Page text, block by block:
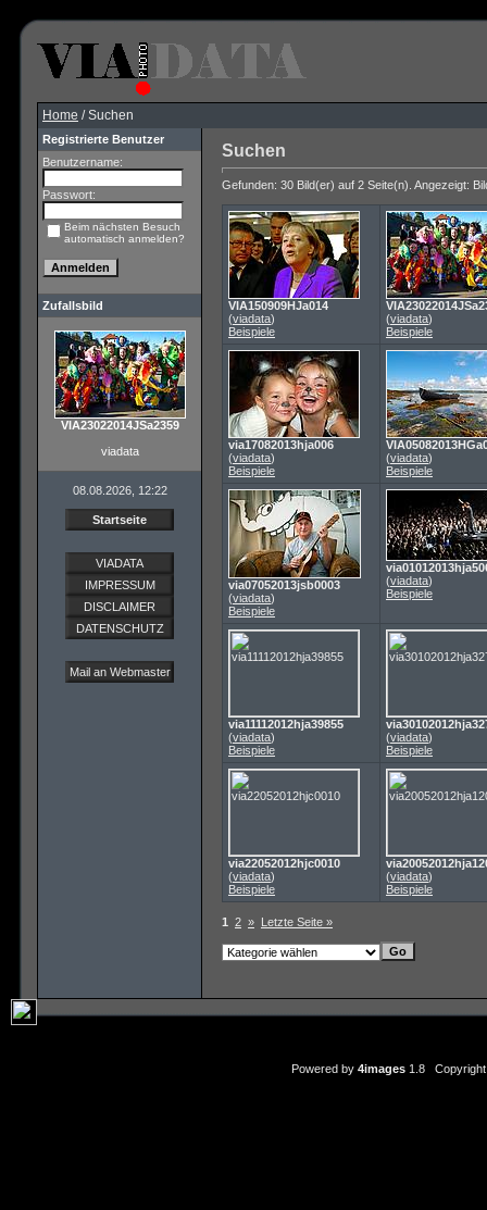
Home / Suchen
Registrierte Benutzer
Benutzername:
Passwort:
Beim nächsten Besuch
automatisch anmelden?
Zufallsbild
VIA23022014JSa2359
viadata
08.08.2026, 12:22
Startseite
VIADATA
IMPRESSUM
DISCLAIMER
DATENSCHUTZ
Mail an Webmaster
Suchen
Gefunden: 30 Bild(er) auf 2 Seite(n). Angezeigt:
VIA150909HJa014
(viadata)
Beispiele
(viadata)
Beispiele
via17082013hja006
(viadata)
Beispiele
(viadata)
Beispiele
via07052013jsb0003
(viadata)
Beispiele
(viadata)
Beispiele
via11112012hja39855
(viadata)
Beispiele
(viadata)
Beispiele
via22052012hjc0010
(viadata)
Beispiele
(viadata)
Beispiele
1 2 » Letzte Seite »
Powered by 4images1.8 Copyright